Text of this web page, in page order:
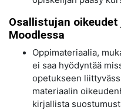
Osallistujan
Moodlessa
Oppimateriaalia,
ei saa hyödyntää
opetukseen
materiaalin
kirjallista